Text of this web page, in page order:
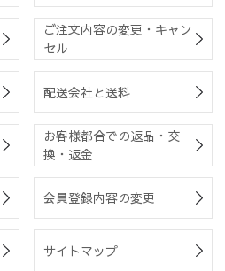
ご注文内容の変更・キャン
セル
配送会社と送料
お客様都合での返品・交
換・返金
会員登録内容の変更
サイトマップ